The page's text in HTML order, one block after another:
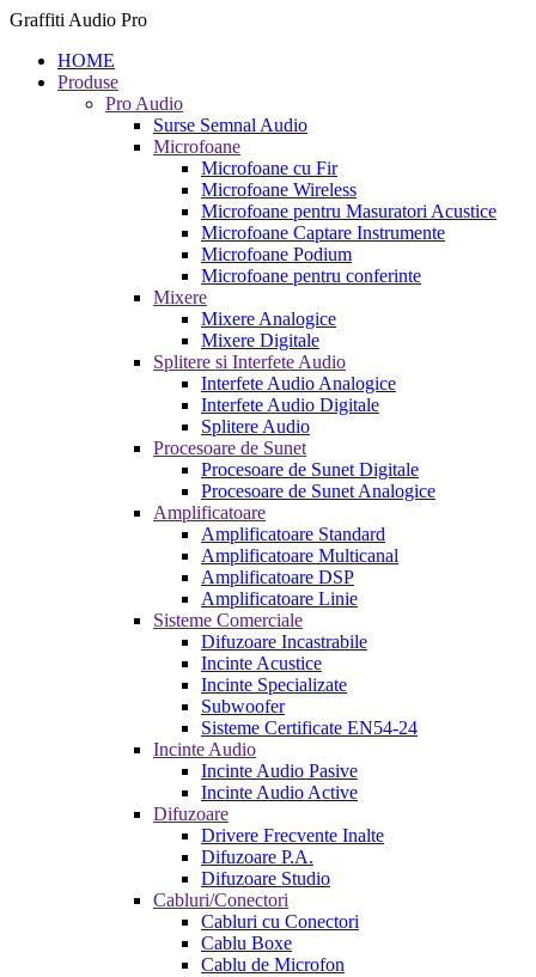
Graffiti Audio Pro
HOME
Produse
Pro Audio
Surse Semnal Audio
Microfoane
Microfoane cu Fir
Microfoane Wireless
Microfoane pentru Masuratori Acustice
Microfoane Captare Instrumente
Microfoane Podium
Microfoane pentru conferinte
Mixere
Mixere Analogice
Mixere Digitale
Splitere si Interfete Audio
Interfete Audio Analogice
Interfete Audio Digitale
Splitere Audio
Procesoare de Sunet
Procesoare de Sunet Digitale
Procesoare de Sunet Analogice
Amplificatoare
Amplificatoare Standard
Amplificatoare Multicanal
Amplificatoare DSP
Amplificatoare Linie
Sisteme Comerciale
Difuzoare Incastrabile
Incinte Acustice
Incinte Specializate
Subwoofer
Sisteme Certificate EN54-24
Incinte Audio
Incinte Audio Pasive
Incinte Audio Active
Difuzoare
Drivere Frecvente Inalte
Difuzoare P.A.
Difuzoare Studio
Cabluri/Conectori
Cabluri cu Conectori
Cablu Boxe
Cablu de Microfon